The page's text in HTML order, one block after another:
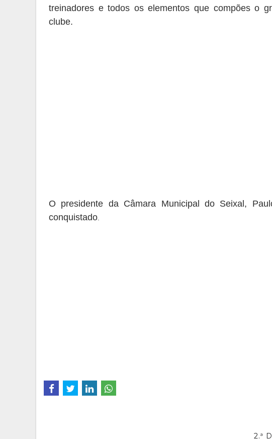
treinadores e todos os elementos que compões o
clube.
O presidente da Câmara Municipal do Seixal,
conquistado
2.ª